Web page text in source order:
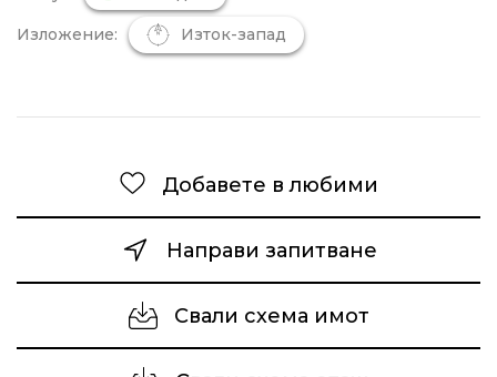
Изложение: Изток-запад
Добавете в любими
Направи запитване
Свали схема имот